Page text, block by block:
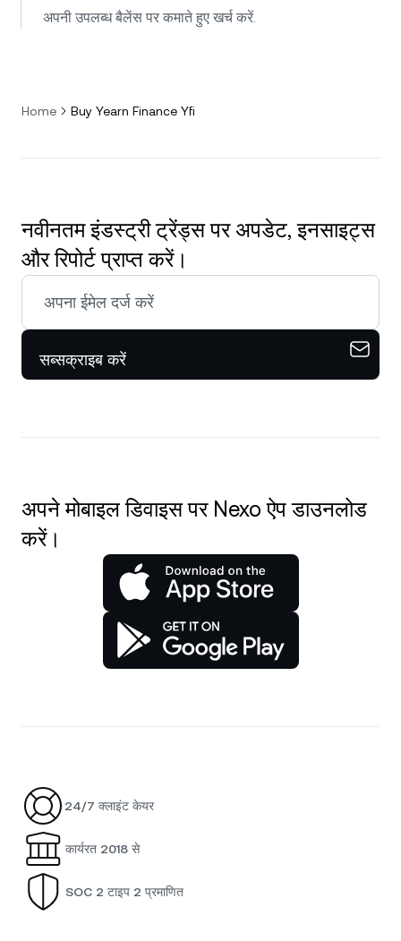
अपनी उपलब्ध बैलेंस पर कमाते हुए खर्च करें.
Home Buy Yearn Finance Yfi
नवीनतम इंडस्ट्री ट्रेंड्स पर अपडेट, इनसाइट्स
और रिपोर्ट प्राप्त करें।
सब्सक्राइब करें
अपने मोबाइल डिवाइस पर Nexo ऐप डाउनलोड
करें।
24/7 क्लाइंट केयर
कार्यरत 2018 से
SOC 2 टाइप 2 प्रमाणित